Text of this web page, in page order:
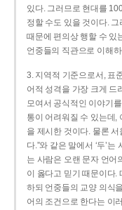
있다. 그러므로 현대를
정할 수도 있을 것이다. 그
때문에 편의상 행할 수 있
언중들의 직관으로 이해
3. 지역적 기준으로서, 표
어적 성격을 가장 크게 드
모여서 공식적인 이야기
통이 어려워질 수 있는데,
을 제시한 것이다. 물론
다.”와 같은 말에서 ‘두’
는 사람은 오랜 문자 언어
이 옳다고 믿기 때문이다.
하되 언중들의 교양 의식
어의 조건으로 한다는 이